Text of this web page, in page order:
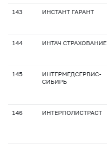
143 ИНСТАНТ ГАРАНТ
144 ИНТАЧ СТРАХОВАНИЕ
145
ИНТЕРМЕДСЕРВИС-
СИБИРЬ
146 ИНТЕРПОЛИСТРАСТ